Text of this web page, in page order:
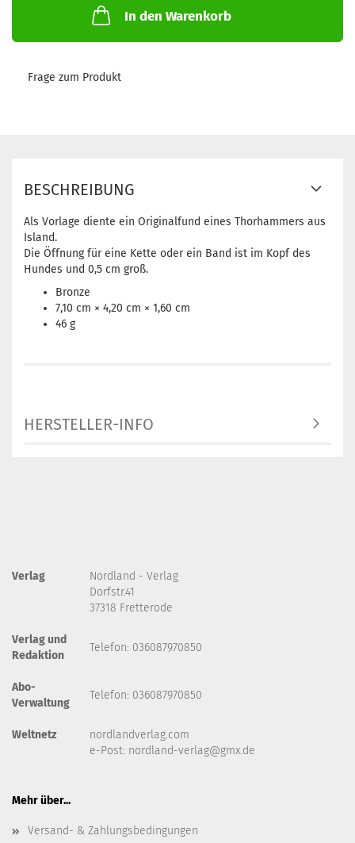
In den Warenkorb
Frage zum Produkt
BESCHREIBUNG
Als Vorlage diente ein Originalfund eines Thorhammers aus
Island.
Die Öffnung für eine Kette oder ein Band ist im Kopf des
Hundes und 0,5 cm groß.
Bronze
7,10 cm × 4,20 cm × 1,60 cm
46 g
HERSTELLER-INFO
Verlag
Nordland - Verlag
Dorfstr.41
37318 Fretterode
Verlag und
Redaktion
Telefon: 036087970850
Abo-
Verwaltung
Telefon: 036087970850
Weltnetz
nordlandverlag.com
e-Post: nordland-verlag@gmx.de
Mehr über...
Versand- & Zahlungsbedingungen